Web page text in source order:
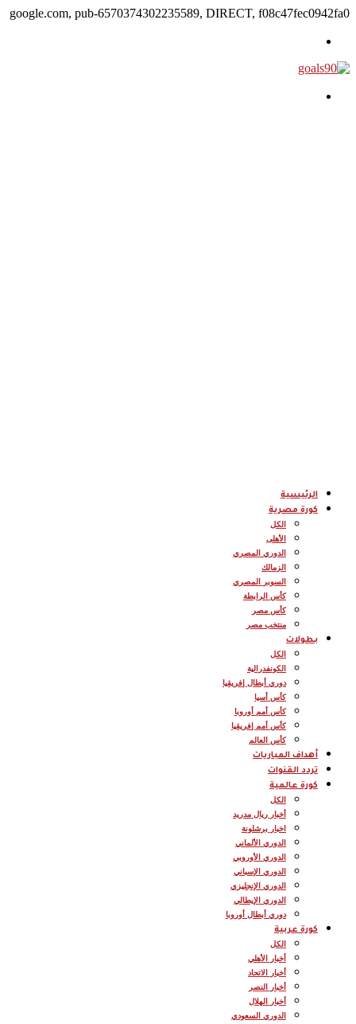
google.com, pub-6570374302235589, DIRECT, f08c47fec0942fa0
الرئيسية
كورة مصرية
الكل
الأهلى
الدوري المصري
الزمالك
السوبر المصري
كأس الرابطة
كأس مصر
منتخب مصر
بطولات
الكل
الكونفدرالية
دوري أبطال إفريقيا
كأس أسيا
كأس أمم أوروبا
كأس أمم إفريقيا
كأس العالم
أهداف المباريات
تردد القنوات
كورة عالمية
الكل
أخبار ريال مدريد
اخبار برشلونة
الدوري الألماني
الدوري الأوروبي
الدوري الإسباني
الدوري الإنجليزي
الدوري الإيطالي
دوري أبطال أوروبا
كورة عربية
الكل
أخبار الأهلي
أخبار الاتحاد
أخبار النصر
أخبار الهلال
الدوري السعودي